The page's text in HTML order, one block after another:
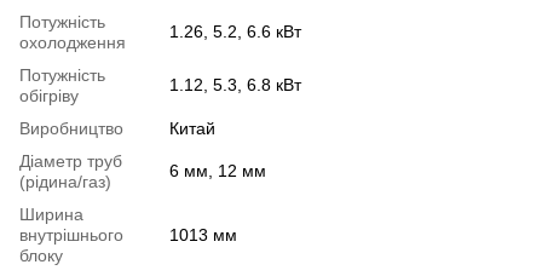
Потужність
охолодження
1.26, 5.2, 6.6 кВт
Потужність
обігріву
1.12, 5.3, 6.8 кВт
Виробництво
Китай
Діаметр труб
(рідина/газ)
6 мм, 12 мм
Ширина
внутрішнього
блоку
1013 мм